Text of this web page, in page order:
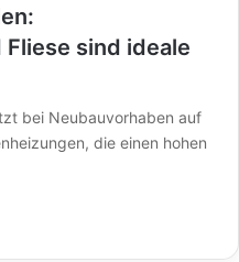
sind ideale
bei Neubauvorhaben auf
die einen hohen